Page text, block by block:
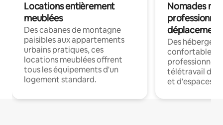
Locations entièrement
meublées
Des cabanes de montagne
paisibles aux appartements
urbains pratiques, ces
locations meublées offrent
tous les équipements d'un
logement standard.
Nomades
déplacement
Des
confortables
professionnels
télétravail
et d'espaces